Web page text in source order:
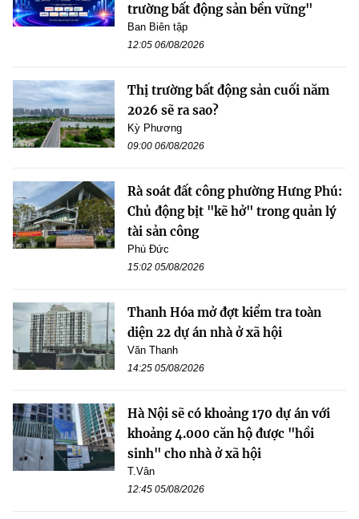
trường bất động sản bền vững"
Ban Biên tập
12:05 06/08/2026
Thị trường bất động sản cuối năm
2026 sẽ ra sao?
Kỳ Phương
09:00 06/08/2026
Rà soát đất công phường Hưng Phú:
Chủ động bịt "kẽ hở" trong quản lý
tài sản công
Phú Đức
15:02 05/08/2026
Thanh Hóa mở đợt kiểm tra toàn
diện 22 dự án nhà ở xã hội
Văn Thanh
14:25 05/08/2026
Hà Nội sẽ có khoảng 170 dự án với
khoảng 4.000 căn hộ được "hồi
sinh" cho nhà ở xã hội
T.Vân
12:45 05/08/2026